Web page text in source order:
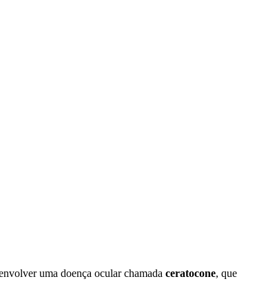
uma doença ocular chamada ceratocone, que